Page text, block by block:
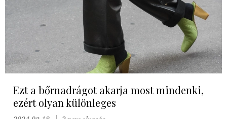
Ezt a bőrnadrágot akarja most mindenki,
ezért olyan különleges